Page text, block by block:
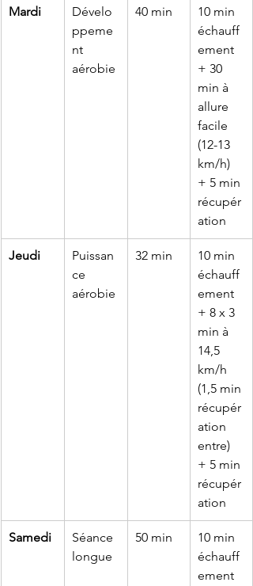
Mardi
Dévelo
ppeme
nt
aérobie
40 min
10 min
échauff
ement
+ 30
min à
allure
facile
(12-13
km/h)
+ 5 min
récupér
ation
Jeudi
Puissan
ce
aérobie
32 min
10 min
échauff
ement
+ 8 x 3
min à
14,5
km/h
(1,5 min
récupér
ation
entre)
+ 5 min
récupér
ation
Samedi
Séance
longue
50 min
10 min
échauff
ement